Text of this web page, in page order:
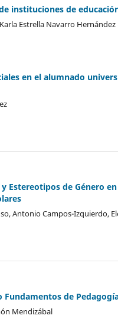
instituciones de
Estrella Navarro Hernández
en el alumnado
Estereotipos de Género
Antonio Campos-Izquierdo,
Fundamentos de
Mendizábal